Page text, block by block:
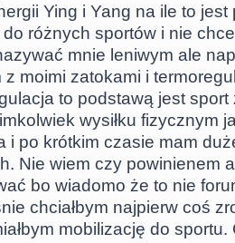
Ying i Yang na ile to
do różnych sportów i nie
mnie leniwym ale
z moimi zatokami i
to podstawą jest sport
wysiłku fizycznym
i po krótkim czasie mam
Nie wiem czy powinienem
bo wiadomo że to nie
chciałbym najpierw coś
mobilizację do